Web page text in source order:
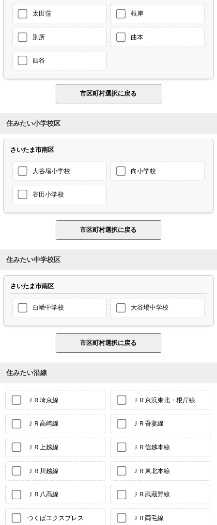
太田窪 根岸
別所 曲本
四谷
住みたい小学校区
さいたま市南区
大谷場小学校 向小学校
谷田小学校
住みたい中学校区
さいたま市南区
白幡中学校 大谷場中学校
住みたい沿線
ＪＲ埼京線 ＪＲ京浜東北・根岸線
ＪＲ高崎線 ＪＲ吾妻線
ＪＲ上越線 ＪＲ信越本線
ＪＲ川越線 ＪＲ東北本線
ＪＲ八高線 ＪＲ武蔵野線
つくばエクスプレス ＪＲ両毛線